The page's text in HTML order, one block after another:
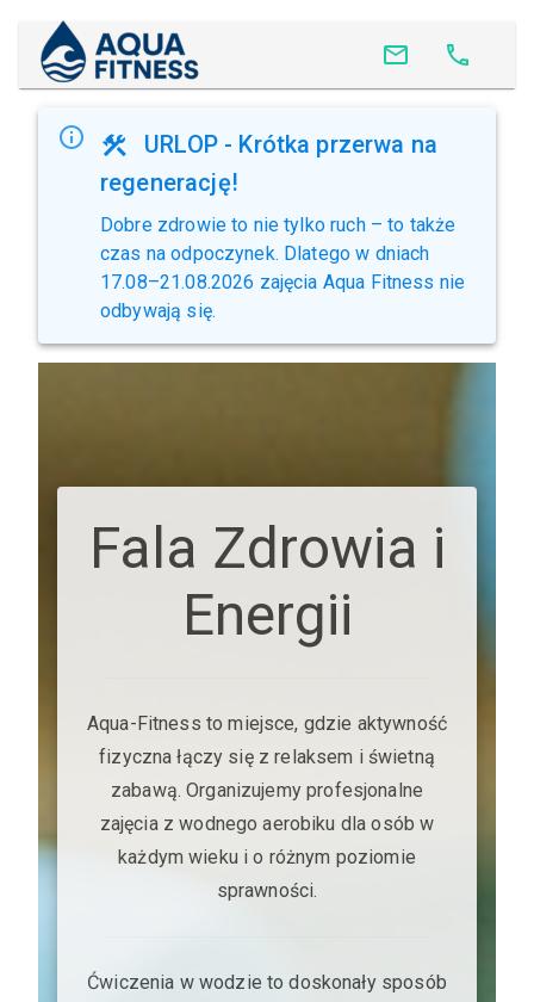
URLOP - Krótka przerwa na
regenerację!
Dobre zdrowie to nie tylko ruch – to także
czas na odpoczynek. Dlatego w dniach
17.08–21.08.2026 zajęcia Aqua Fitness nie
odbywają się.
Fala Zdrowia i
Energii
Aqua-Fitness to miejsce, gdzie aktywność
fizyczna łączy się z relaksem i świetną
zabawą. Organizujemy profesjonalne
zajęcia z wodnego aerobiku dla osób w
każdym wieku i o różnym poziomie
sprawności.
Ćwiczenia w wodzie to doskonały sposób